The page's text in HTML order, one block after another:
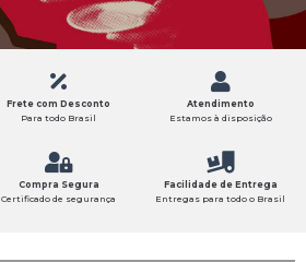
Frete com Desconto
Para todo Brasil
Atendimento
Estamos à disposição
Compra Segura
Certificado de segurança
Facilidade de Entrega
Entregas para todo o Brasil